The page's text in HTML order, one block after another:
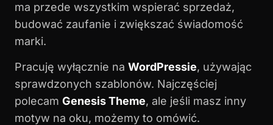
ma przede wszystkim wspierać sprzedaż,
budować zaufanie i zwiększać świadomość
marki.
Pracuję wyłącznie na WordPressie, używając
sprawdzonych szablonów. Najczęściej
polecam Genesis Theme, ale jeśli masz inny
motyw na oku, możemy to omówić.